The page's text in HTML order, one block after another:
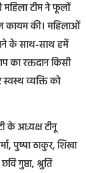
महिला टीम ने फूलों
कायम की। महिलाओं
के साथ-साथ हमें
का रक्तदान किसी
व्यक्ति को
के अध्यक्ष टीनू
पुष्पा ठाकुर, शिखा
गुप्ता, श्रुति